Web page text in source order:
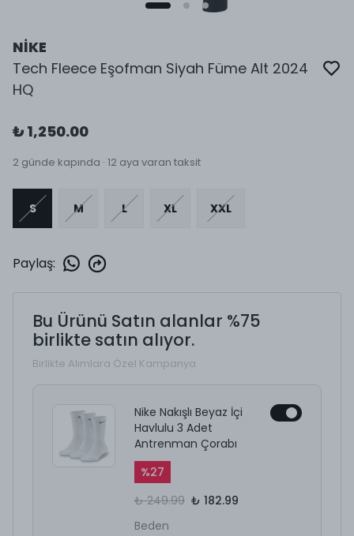
NİKE
Tech Fleece Eşofman Siyah Füme Alt 2024
HQ
₺ 1,250.00
2 günde kapında · 12 aya varan taksit
S M L XL XXL
Paylaş:
Bu Ürünü Satın alanlar %75
birlikte satın alıyor.
Birlikte Alımlara Özel Kampanya
Nike Nakışlı Beyaz İçi
Havlulu 3 Adet
Antrenman Çorabı
%27
₺ 249.99 ₺ 182.99
Beden